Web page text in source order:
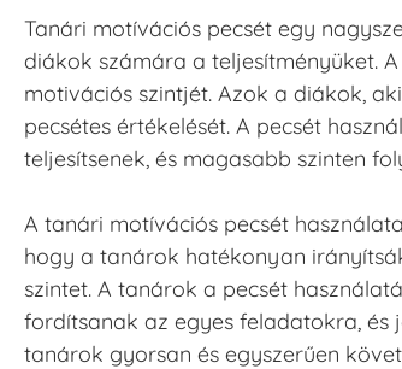
Tanári motívációs pecsét egy
diákok számára a teljesítményüket.
motivációs szintjét. Azok a diákok,
pecsétes értékelését. A pecsét
teljesítsenek, és magasabb szinten
A tanári motívációs pecsét
hogy a tanárok hatékonyan
szintet. A tanárok a pecsét
fordítsanak az egyes feladatokra, és
tanárok gyorsan és egyszerűen